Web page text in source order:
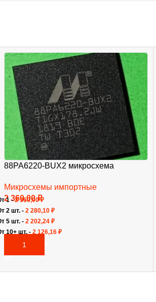
88PA6220-BUX2 микросхема
Микросхемы импортные
2 360,00₽
В КОРЗИНУ
1 -2 360,00₽
2 шт. - 2 280,10 ₽
5 шт. - 2 202,24 ₽
10+ шт. - 2 126,16 ₽